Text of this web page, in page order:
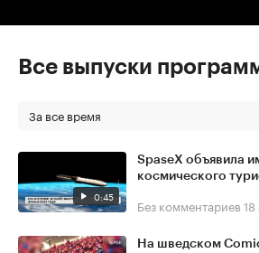
Все выпуски
За все время
0:45
SpaseX объявила
космического
Без комментариев
На шведском